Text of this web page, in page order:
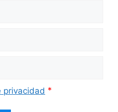
privacidad *